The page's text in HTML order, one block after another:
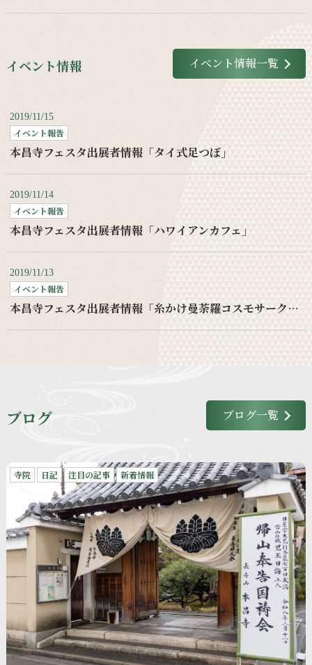
イベント情報 イベント情報一覧
2019/11/15
イベント報告
本昌寺フェスタ出展者情報「タイ式足つぼ」
2019/11/14
イベント報告
本昌寺フェスタ出展者情報「ハワイアンカフェ」
2019/11/13
イベント報告
本昌寺フェスタ出展者情報「糸かけ曼荼羅コスモサークルワークショップ」
ブログ ブログ一覧
寺院 日記 注目の記事 新着情報